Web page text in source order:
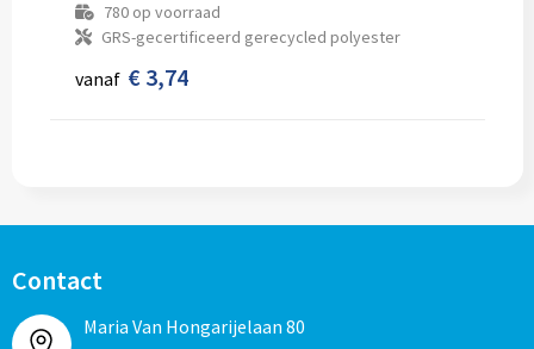
780op voorraad
GRS-gecertificeerd gerecycled polyester
vanaf € 3,74
Contact
Maria Van Hongarijelaan 80